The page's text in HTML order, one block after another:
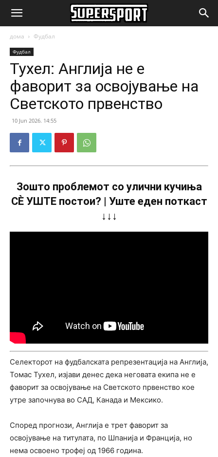
SuperSport.mk
дома Фудбал
Фудбал
Тухел: Англија не е
фаворит за освојување на
Светското првенство
10 Jun 2026. 14:55
Зошто проблемот со улични кучиња
СÈ УШТЕ постои? | Уште еден поткаст
↓↓↓
Селекторот на фудбалската репрезентација на Англија,
Томас Тухел, изјави денес дека неговата екипа не е
фаворит за освојување на Светското првенство кое
утре започнува во САД, Канада и Мексико.
Според прогнози, Англија е трет фаворит за
освојување на титулата, по Шпанија и Франција, но
нема освоено трофеј од 1966 година.